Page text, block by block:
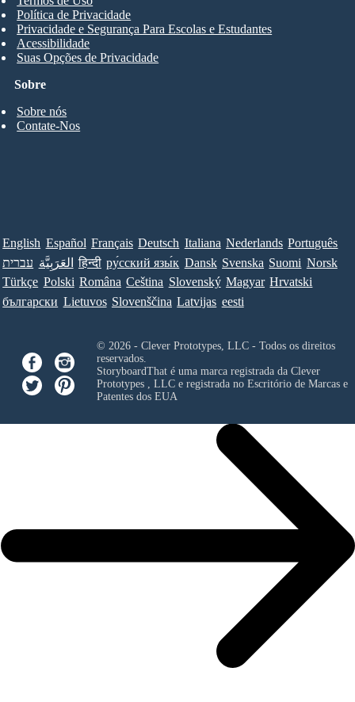
Sobre
Sobre nós
Contate-Nos
Política de Privacidade
Privacidade e Segurança Para Escolas e Estudantes
Acessibilidade
Suas Opções de Privacidade
English Español Français Deutsch Italiana Nederlands Português
עברית العَرَبِيَّة हिन्दी ру́сский язы́к Dansk Svenska Suomi Norsk
Türkçe Polski Româna Ceština Slovenský Magyar Hrvatski
български Lietuvos Slovenščina Latvijas eesti
© 2026 - Clever Prototypes, LLC - Todos os direitos
reservados.
StoryboardThat é uma marca registrada da Clever
Prototypes , LLCe registrada no Escritório de Marcas e
Patentes dos EUA